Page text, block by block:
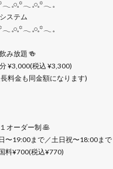
𓈒𓏸𓈒꙳𓂃 𓈒𓏸𓈒꙳𓂃 𓈒
ステム
𓈒𓏸𓈒꙳𓂃 𓈒𓏸𓈒꙳𓂃 𓈒
み放題 🍻
¥3,000(税込 ¥3,300)
料金も同金額になります)
オーダー制 🥞
〜19:00まで／土日祝〜18:00まで
料¥700(税込¥770)